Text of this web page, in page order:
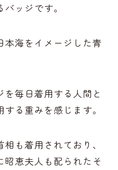
ッジです。
本海をイメージした青
毎日着用する人間と
る重みを感じます。
も着用されており、
恵夫人も配られたそ